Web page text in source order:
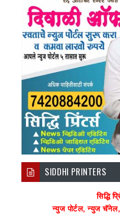
SIDDHI PRINTERS
सिद्धि
न्युज पोर्टल, न्युज चॅनेल,